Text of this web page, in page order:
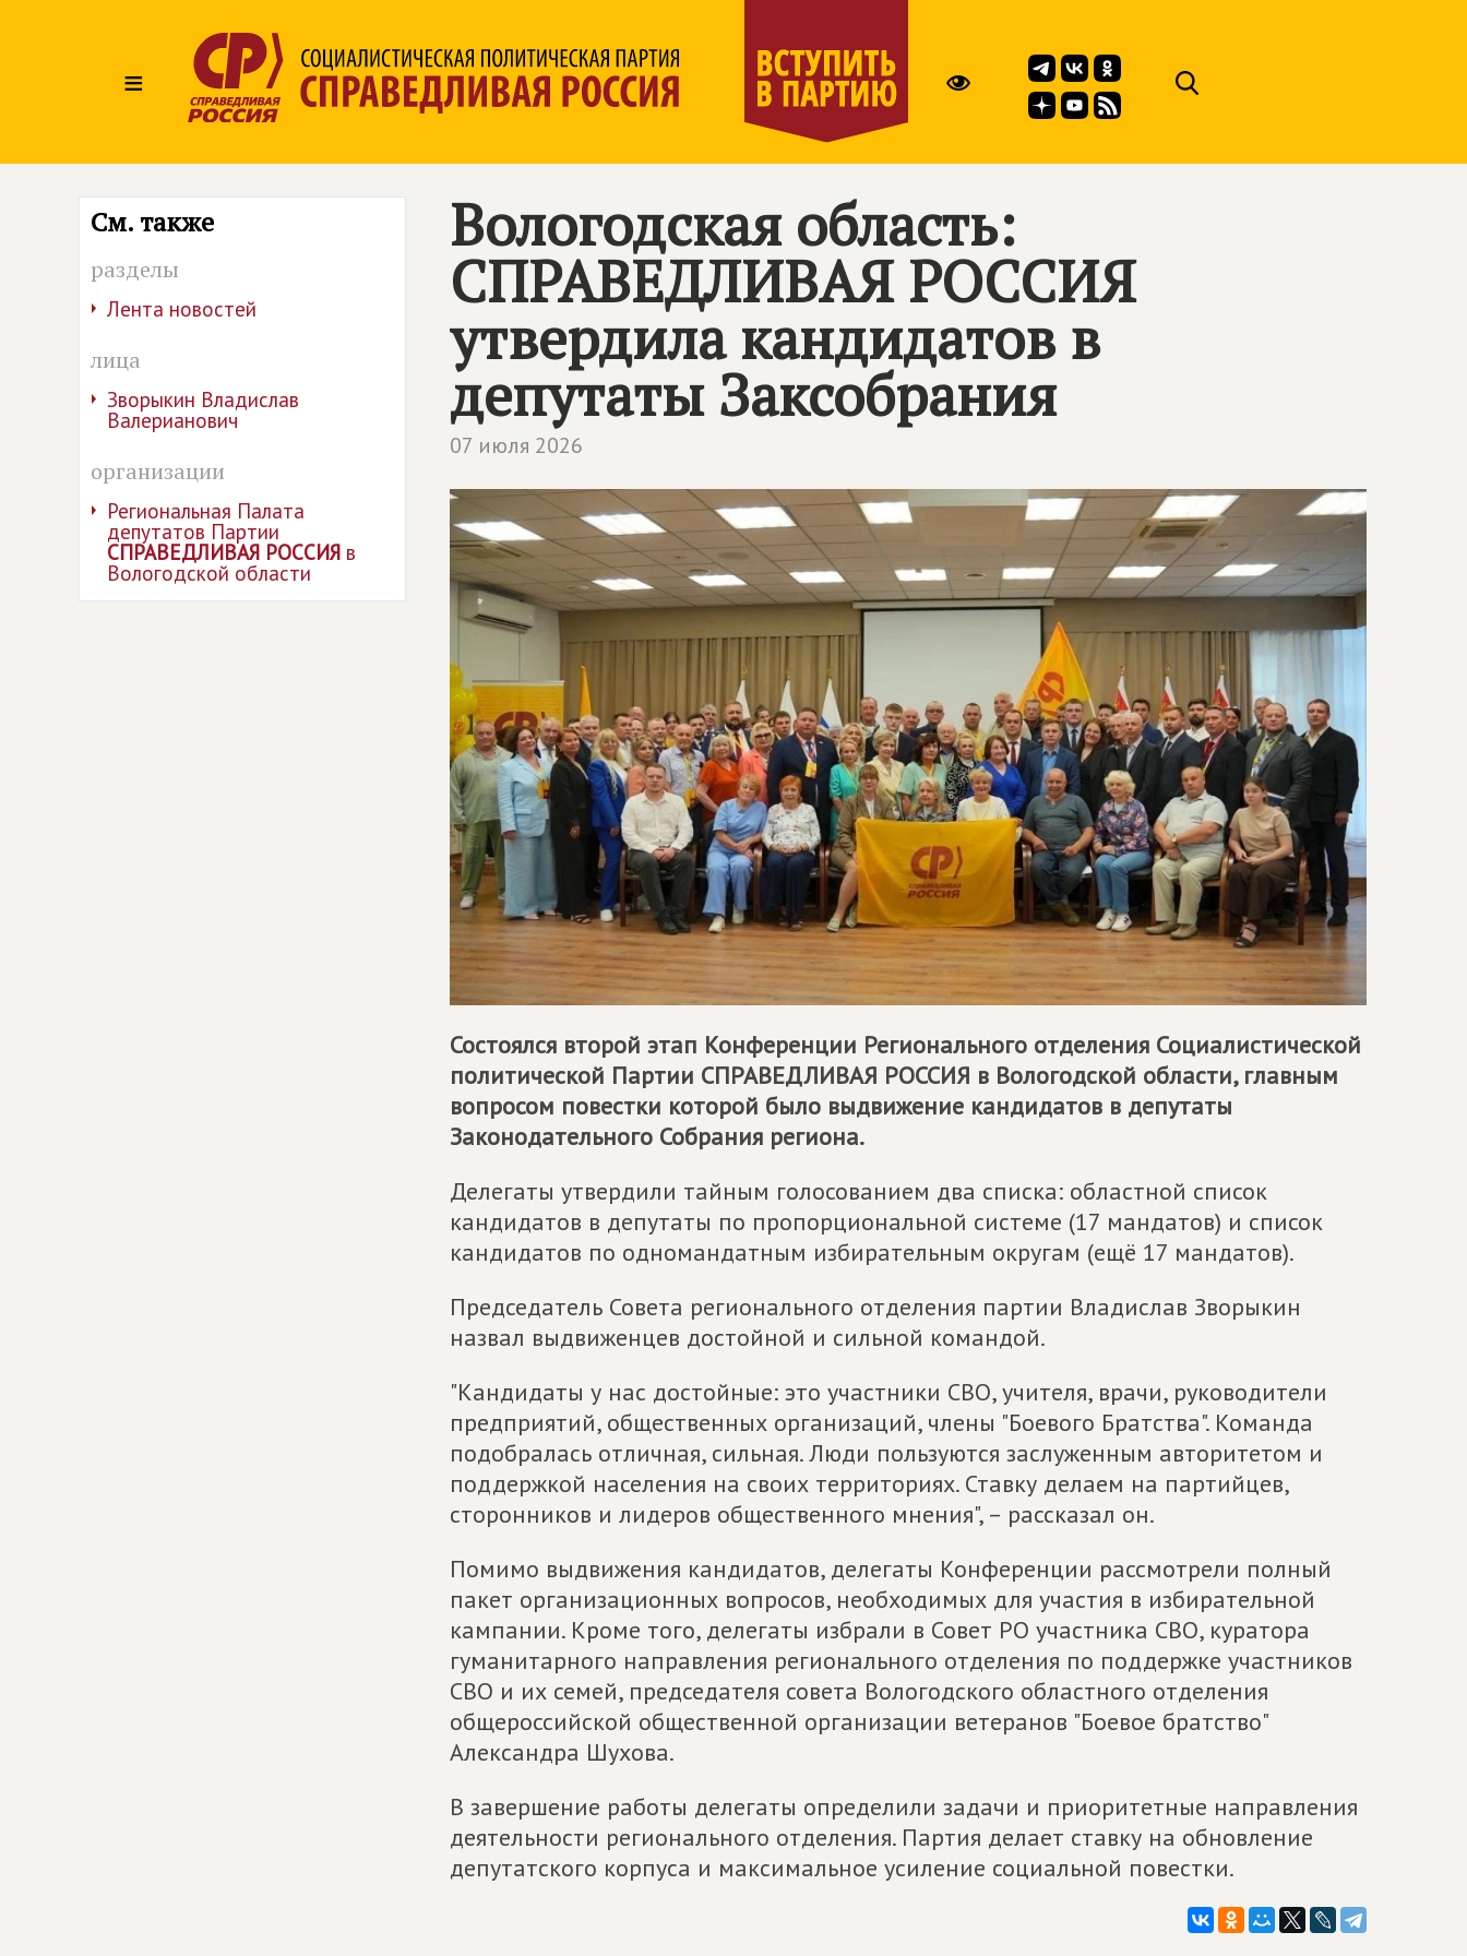
≡
См. также
разделы
Лента новостей
лица
Зворыкин Владислав
Валерианович
организации
Региональная Палата
депутатов Партии
СПРАВЕДЛИВАЯ РОССИЯ в
Вологодской области
Вологодская область:
СПРАВЕДЛИВАЯ РОССИЯ
утвердила кандидатов в
депутаты Заксобрания
07 июля 2026
Состоялся второй этап Конференции Регионального отделения Социалистической
политической Партии СПРАВЕДЛИВАЯ РОССИЯ в Вологодской области, главным
вопросом повестки которой было выдвижение кандидатов в депутаты
Законодательного Собрания региона.
Делегаты утвердили тайным голосованием два списка: областной список
кандидатов в депутаты по пропорциональной системе (17 мандатов) и список
кандидатов по одномандатным избирательным округам (ещё 17 мандатов).
Председатель Совета регионального отделения партии Владислав Зворыкин
назвал выдвиженцев достойной и сильной командой.
"Кандидаты у нас достойные: это участники СВО, учителя, врачи, руководители
предприятий, общественных организаций, члены "Боевого Братства". Команда
подобралась отличная, сильная. Люди пользуются заслуженным авторитетом и
поддержкой населения на своих территориях. Ставку делаем на партийцев,
сторонников и лидеров общественного мнения", – рассказал он.
Помимо выдвижения кандидатов, делегаты Конференции рассмотрели полный
пакет организационных вопросов, необходимых для участия в избирательной
кампании. Кроме того, делегаты избрали в Совет РО участника СВО, куратора
гуманитарного направления регионального отделения по поддержке участников
СВО и их семей, председателя совета Вологодского областного отделения
общероссийской общественной организации ветеранов "Боевое братство"
Александра Шухова.
В завершение работы делегаты определили задачи и приоритетные направления
деятельности регионального отделения. Партия делает ставку на обновление
депутатского корпуса и максимальное усиление социальной повестки.